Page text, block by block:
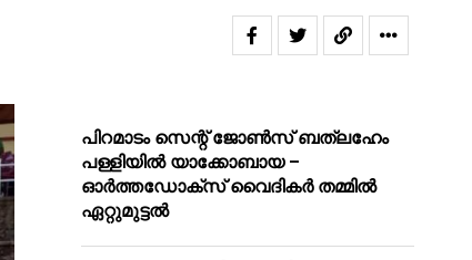
പിറമാടം സെന്റ് ജോണ്‍സ് ബത്ലഹേം
പള്ളിയില്‍ യാക്കോബായ –
ഓര്‍ത്തഡോക്‌സ് വൈദികര്‍ തമ്മില്‍
ഏറ്റുമുട്ടല്‍